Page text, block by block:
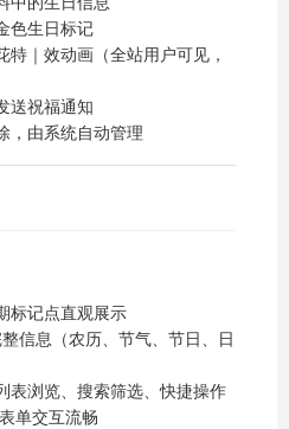
色生日标记
特｜效动画（全站用户可见，
送祝福通知
，由系统自动管理
标记点直观展示
信息（农历、节气、节日、日
表浏览、搜索筛选、快捷操作
单交互流畅